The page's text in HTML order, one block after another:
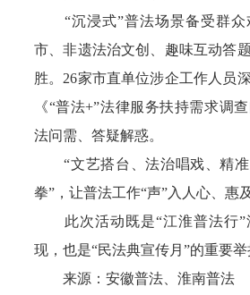
“沉浸式”普法场景备受群众
市、非遗法治文创、趣味互动答
胜。26家市直单位涉企工作人员
《“普法+”法律服务扶持需求调
法问需、答疑解惑。
“文艺搭台、法治唱戏、精准
拳”，让普法工作“声”入人心、惠
此次活动既是“江淮普法行”
现，也是“民法典宣传月”的重要举
来源：安徽普法、淮南普法